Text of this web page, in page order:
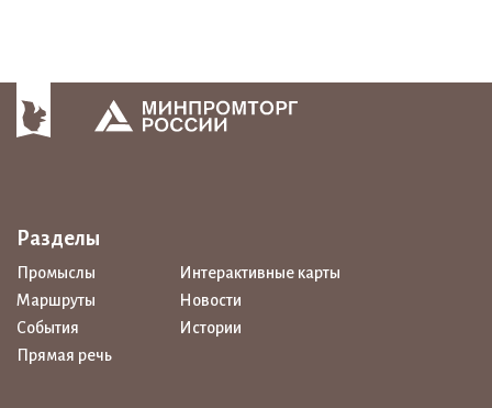
Разделы
Промыслы
Интерактивные карты
Маршруты
Новости
События
Истории
Прямая речь